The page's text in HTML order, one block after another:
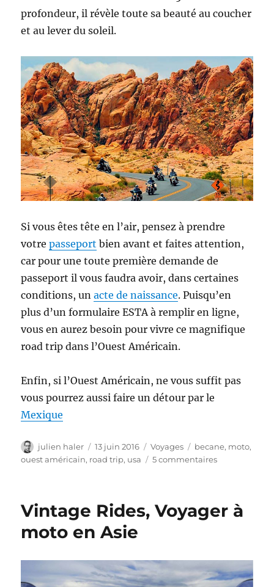
profondeur, il révèle toute sa beauté au coucher
et au lever du soleil.
Si vous êtes tête en l’air, pensez à prendre
votrepasseport bien avant et faites attention,
car pour une toute première demande de
passeport il vous faudra avoir, dans certaines
conditions, unacte de naissance. Puisqu’en
plus d’un formulaire ESTA à remplir en ligne,
vous en aurez besoin pour vivre ce magnifique
road trip dans l’Ouest Américain.
Enfin, si l’Ouest Américain, ne vous suffit pas
vous pourrez aussi faire un détour par le
Mexique
Auteur
julien haler
Publié
le
13 juin 2016 Catégories
Voyages Étiquettes
becane, moto,
ouest américain, road trip, usa 5 commentairessur
bécane
!
Vintage Rides, Voyager à
moto en Asie